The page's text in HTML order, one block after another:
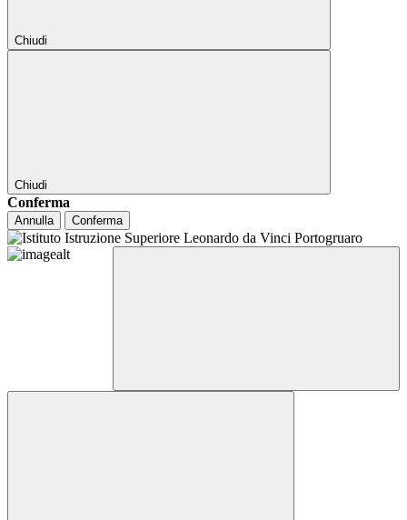
Chiudi
Chiudi
Conferma
Annulla Conferma